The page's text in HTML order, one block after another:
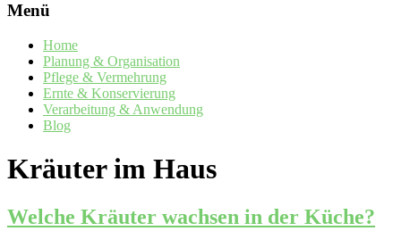
Menü
Home
Planung & Organisation
Pflege & Vermehrung
Ernte & Konservierung
Verarbeitung & Anwendung
Blog
Kräuter im Haus
Welche Kräuter wachsen in der Küche?